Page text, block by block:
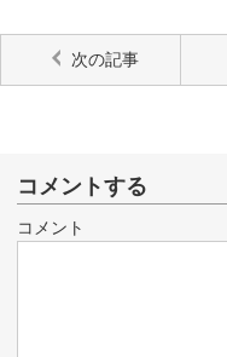
次の記事
コメントする
コメント